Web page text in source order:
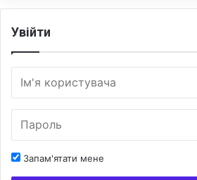
Увійти
Запам'ятати мене